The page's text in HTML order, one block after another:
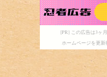
[PR] この広告は3ヶ
ホームページを更